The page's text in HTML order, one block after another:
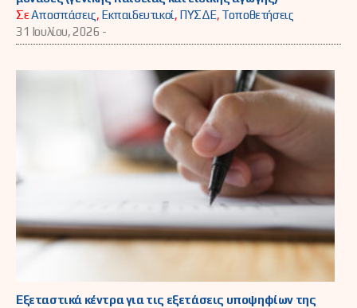
ΣεΑποσπάσεις, Εκπαιδευτικοί, ΠΥΣΔΕ, Τοποθετήσεις
31 Ιουλίου, 2026 -
Εξεταστικά κέντρα για τις εξετάσεις υποψηφίων της